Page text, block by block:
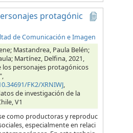
protagónic
de Comunicación e Imagen
Mastandrea, Paula Belén;
Martínez, Delfina, 2021,
los personajes protagónicos
FK2/XRNIWJ,
de investigación de la
V1
como productoras y reproduc
especialmente en relaci